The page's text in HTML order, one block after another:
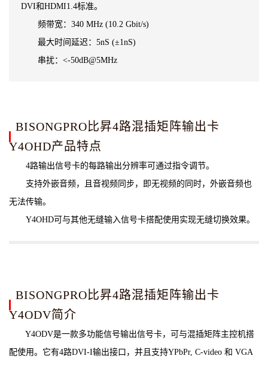
DVI和HDMI1.4标准。
频带宽：340 MHz (10.2 Gbit/s)
最大时间延迟：5nS (±1nS)
串扰：<-50dB@5MHz
BISONGPRO比昇4路混插矩阵输出卡
Y4OHD产品特点
4路输出信号卡的每路输出分辨率可通过指令调节。
支持外嵌音频，且音视频同步，即无视频的同时，外嵌音频也
无法传输。
Y4OHD可与其他无缝输入信号卡搭配使用实现无缝切换效果。
BISONGPRO比昇4路混插矩阵输出卡
Y4ODV简介
Y4ODV是一款多功能信号输出信号卡，可与混插矩阵主控机搭
配使用。它有4路DVI-I输出接口，并且支持YPbPr, C-video 和 VGA